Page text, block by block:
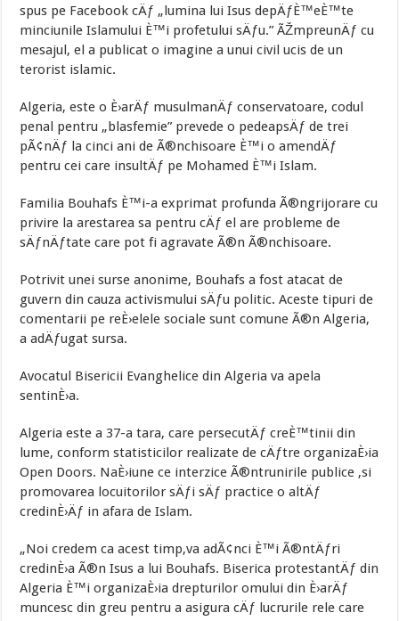
spus pe Facebook cÄƒ „lumina lui Isus depÄƒÈ™eÈ™te
minciunile Islamului È™i profetului sÄƒu.” ÃŽmpreunÄƒ cu
mesajul, el a publicat o imagine a unui civil ucis de un
terorist islamic.
Algeria, este o È›arÄƒ musulmanÄƒ conservatoare, codul
penal pentru „blasfemie” prevede o pedeapsÄƒ de trei
pÃ¢nÄƒ la cinci ani de Ã®nchisoare È™i o amendÄƒ
pentru cei care insultÄƒ pe Mohamed È™i Islam.
Familia Bouhafs È™i-a exprimat profunda Ã®ngrijorare cu
privire la arestarea sa pentru cÄƒ el are probleme de
sÄƒnÄƒtate care pot fi agravate Ã®n Ã®nchisoare.
Potrivit unei surse anonime, Bouhafs a fost atacat de
guvern din cauza activismului sÄƒu politic. Aceste tipuri de
comentarii pe reÈ›elele sociale sunt comune Ã®n Algeria,
a adÄƒugat sursa.
Avocatul Bisericii Evanghelice din Algeria va apela
sentinÈ›a.
Algeria este a 37-a tara, care persecutÄƒ creÈ™tinii din
lume, conform statisticilor realizate de cÄƒtre organizaÈ›ia
Open Doors. NaÈ›iune ce interzice Ã®ntrunirile publice ,si
promovarea locuitorilor sÄƒi sÄƒ practice o altÄƒ
credinÈ›Äƒ in afara de Islam.
„Noi credem ca acest timp,va adÃ¢nci È™i Ã®ntÄƒri
credinÈ›a Ã®n Isus a lui Bouhafs. Biserica protestantÄƒ din
Algeria È™i organizaÈ›ia drepturilor omului din È›arÄƒ
muncesc din greu pentru a asigura cÄƒ lucrurile rele care